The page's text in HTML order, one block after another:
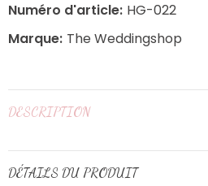
Numéro d'article: HG-022
Marque: The Weddingshop
DESCRIPTION
DÉTAILS DU PRODUIT